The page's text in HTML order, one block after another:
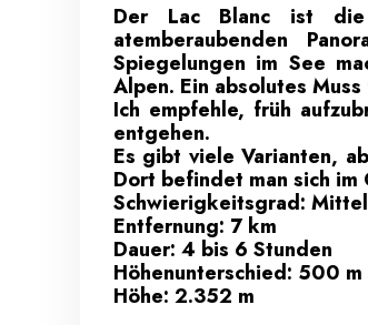
Der Lac Blanc ist die
atemberaubenden
Spiegelungen im See
Alpen. Ein absolutes
Ich empfehle, früh
entgehen.
Es gibt viele Varianten,
Dort befindet man sich
Schwierigkeitsgrad:
Entfernung: 7 km
Dauer: 4 bis 6 Stunden
Höhenunterschied: 500
Höhe: 2.352 m